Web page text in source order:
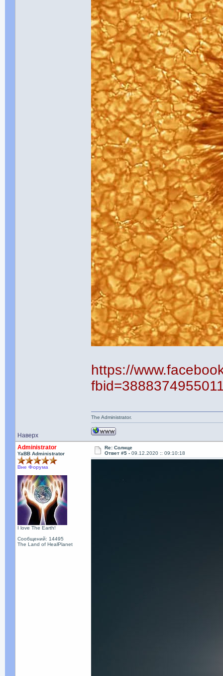
https://
Наверх
The Administrator.
Administrator
YaBB Administrator
Вне Форума
I love The Earth!
Сообщений: 14495
The Land of HealPlanet
Re: Солнце
Ответ #5 -09.12.2020 :: 09:10:18